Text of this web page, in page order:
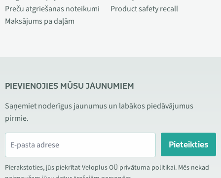
Preču atgriešanas noteikumi
Maksājums pa daļām
Product safety recall
PIEVIENOJIES MŪSU JAUNUMIEM
Saņemiet noderīgus jaunumus un labākos piedāvājumus
pirmie.
Pieteikties
Pierakstoties, jūs piekrītat Veloplus OÜ privātuma politikai. Mēs nekad